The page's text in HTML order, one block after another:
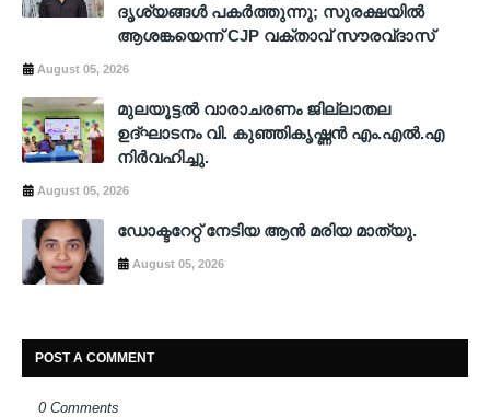
ദൃശ്യങ്ങൾ പകർത്തുന്നു; സുരക്ഷയിൽ
ആശങ്കയെന്ന് CJP വക്താവ് സൗരവ്ദാസ്
August 05, 2026
മുലയൂട്ടൽ വാരാചരണം ജില്ലാതല
ഉദ്ഘാടനം വി. കുഞ്ഞികൃഷ്ണൻ എം.എൽ.എ
നിർവഹിച്ചു.
August 05, 2026
ഡോക്ടറേറ്റ് നേടിയ ആൻ മരിയ മാത്യു.
August 05, 2026
POST A COMMENT
0 Comments